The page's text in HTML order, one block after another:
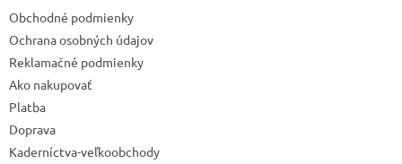
Obchodné podmienky
Ochrana osobných údajov
Reklamačné podmienky
Ako nakupovať
Platba
Doprava
Kaderníctva-veľkoobchody